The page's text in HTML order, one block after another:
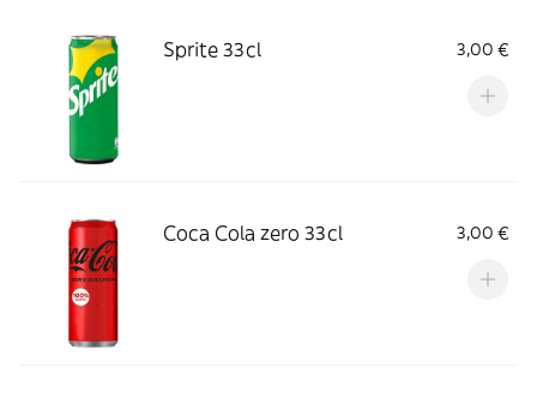
Sprite 33cl 3,00 €
Coca Cola zero 33cl 3,00 €